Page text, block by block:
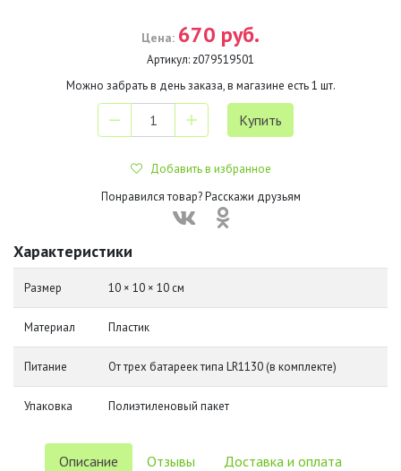
Цена: 670 руб.
Артикул: z079519501
Можно забрать в день заказа, в магазине есть1 шт.
Добавить в избранное
Понравился товар? Расскажи друзьям
Характеристики
Размер 10 × 10 × 10 см
Материал Пластик
Питание От трех батареек типа LR1130 (в комплекте)
Упаковка Полиэтиленовый пакет
Описание Отзывы Доставка и оплата